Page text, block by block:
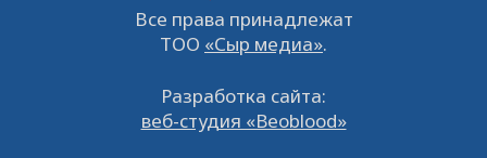
Все права принадлежат
ТОО «Сыр медиа».
Разработка сайта:
веб-студия «Beoblood»